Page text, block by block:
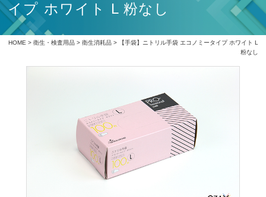
イプ ホワイト L 粉なし
HOME > 衛生・検査用品> 衛生消耗品> 【手袋】ニトリル手袋 エコノミータイプ ホワイト L
粉なし